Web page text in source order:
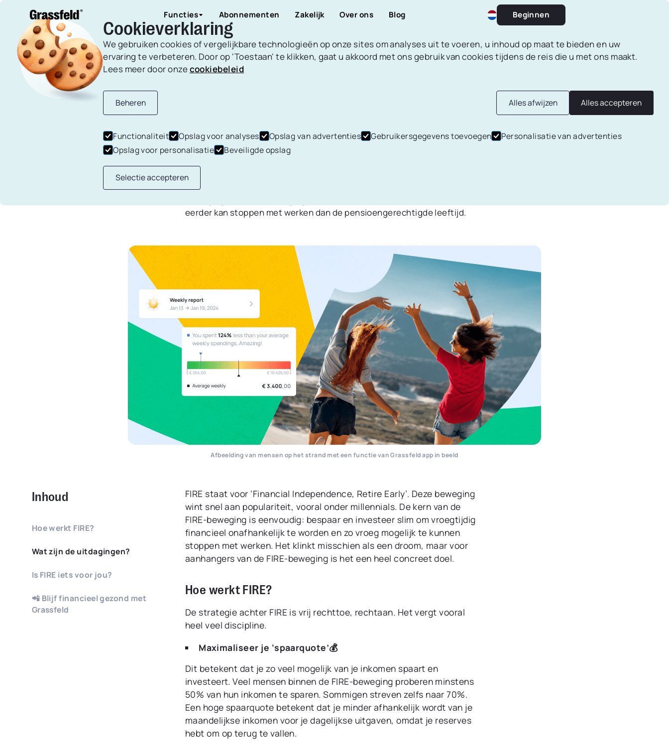
Cookieverklaring
We gebruiken cookies of vergelijkbare technologieën op onze sites om analyses uit te voeren, u inhoud op maat te bieden en uw
ervaring te verbeteren. Door op 'Toestaan' te klikken, gaat u akkoord met ons gebruik van cookies tijdens de reis die u met ons maakt.
Lees meer door onzecookiebeleid
Beheren Alles afwijzen Alles accepteren
Functionaliteit Opslag voor analyses Opslag van advertenties Gebruikersgegevens toevoegen
Personalisatie van advertenties
Opslag voor personalisatie
Beveiligde opslag
Selectie accepteren
Functies
uitgaven.
meer.
stap voor stap naar je dromen.
Heldere grafieken en
diagrammen geven je een
Genereer maandelijkse of
Klantenkaarten &
Documenten
Bewaar belangrijke documenten
en al je klantenkaarten in de app.
Grassfeld Intelligence
Stel vragen aan jouw
persoonlijke financiële assistent.
Alles weergeven
Abonnementen Zakelijk Over ons Blog Beginnen
Alle artikelen
PENSIOEN DOOR FINANCIËLE
VRIJHEID
Droom je van een vervroegd pensioen en financiële vrijheid via de FIRE
eerder kan stoppen met werken dan de pensioengerechtigde leeftijd.
Afbeelding van mensen op het strand met een functie van Grassfeld app in beeld
Inhoud
Hoe werkt FIRE?
Wat zijn de uitdagingen?
Is FIRE iets voor jou?
📲 Blijf financieel gezond met
Grassfeld
FIRE staat voor ‘Financial Independence, Retire Early’. Deze beweging
wint snel aan populariteit, vooral onder millennials. De kern van de
FIRE-beweging is eenvoudig: bespaar en investeer slim om vroegtijdig
financieel onafhankelijk te worden en zo vroeg mogelijk te kunnen
stoppen met werken. Het klinkt misschien als een droom, maar voor
aanhangers van de FIRE-beweging is het een heel concreet doel.
Hoe werkt FIRE?
De strategie achter FIRE is vrij rechttoe, rechtaan. Het vergt vooral
heel veel discipline.
Maximaliseer je ‘spaarquote’💰
Dit betekent dat je zo veel mogelijk van je inkomen spaart en
investeert. Veel mensen binnen de FIRE-beweging proberen minstens
50% van hun inkomen te sparen. Sommigen streven zelfs naar 70%.
Een hoge spaarquote betekent dat je minder afhankelijk wordt van je
maandelijkse inkomen voor je dagelijkse uitgaven, omdat je reserves
hebt om op terug te vallen.